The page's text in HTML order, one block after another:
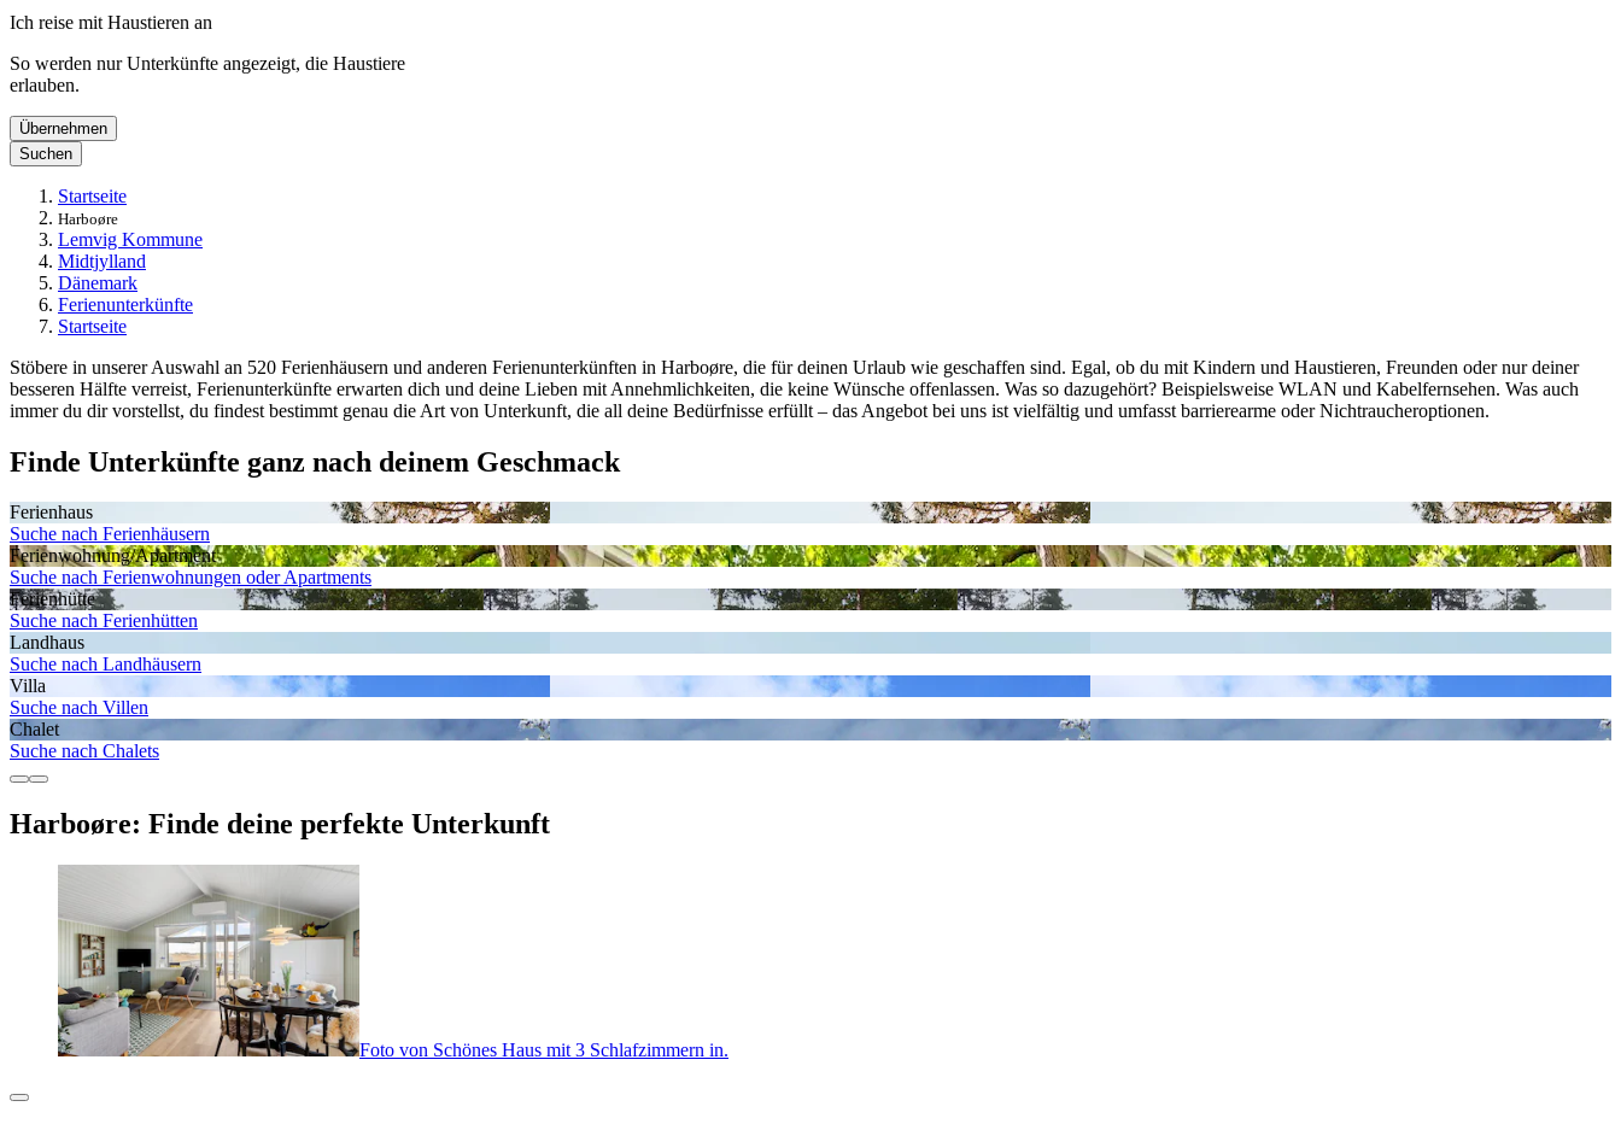
Ich reise mit Haustieren an
So werden nur Unterkünfte angezeigt, die Haustiere
erlauben.
Übernehmen
Suchen
Startseite
Harboøre
Lemvig Kommune
Midtjylland
Dänemark
Ferienunterkünfte
Startseite
Stöbere in unserer Auswahl an 520 Ferienhäusern und anderen Ferienunterkünften in Harboøre, die für deinen Urlaub wie geschaffen sind. Egal, ob du mit Kindern und Haustieren, Freunden oder nur deiner
besseren Hälfte verreist, Ferienunterkünfte erwarten dich und deine Lieben mit Annehmlichkeiten, die keine Wünsche offenlassen. Was so dazugehört? Beispielsweise WLAN und Kabelfernsehen. Was auch
immer du dir vorstellst, du findest bestimmt genau die Art von Unterkunft, die all deine Bedürfnisse erfüllt – das Angebot bei uns ist vielfältig und umfasst barrierearme oder Nichtraucheroptionen.
Finde Unterkünfte ganz nach deinem Geschmack
Ferienhaus
Suche nach Ferienhäusern
Ferienwohnung/Apartment
Suche nach Ferienwohnungen oder Apartments
Ferienhütte
Suche nach Ferienhütten
Landhaus
Suche nach Landhäusern
Villa
Suche nach Villen
Chalet
Suche nach Chalets
Harboøre: Finde deine perfekte Unterkunft
Foto von Schönes Haus mit 3 Schlafzimmern in.